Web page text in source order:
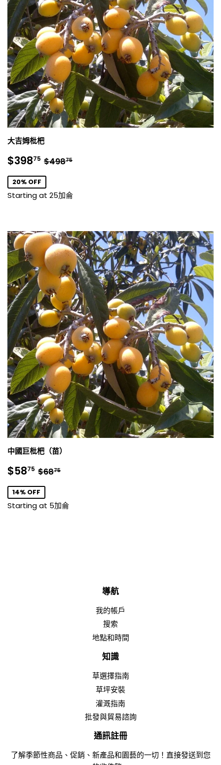
大吉姆枇杷
銷
售
價
格
$39875 $398.75
正常價格
$49875
20% OFF
Starting at 25加侖
中國巨枇杷（苗）
銷
售
價
格
$5875 $58.75
正常價格
$6875
14% OFF
Starting at 5加侖
導航
我的帳戶
搜索
地點和時間
知識
草選擇指南
草坪安裝
灌溉指南
批發與貿易諮詢
通訊註冊
了解季節性商品、促銷、新產品和園藝的一切！直接發送到您